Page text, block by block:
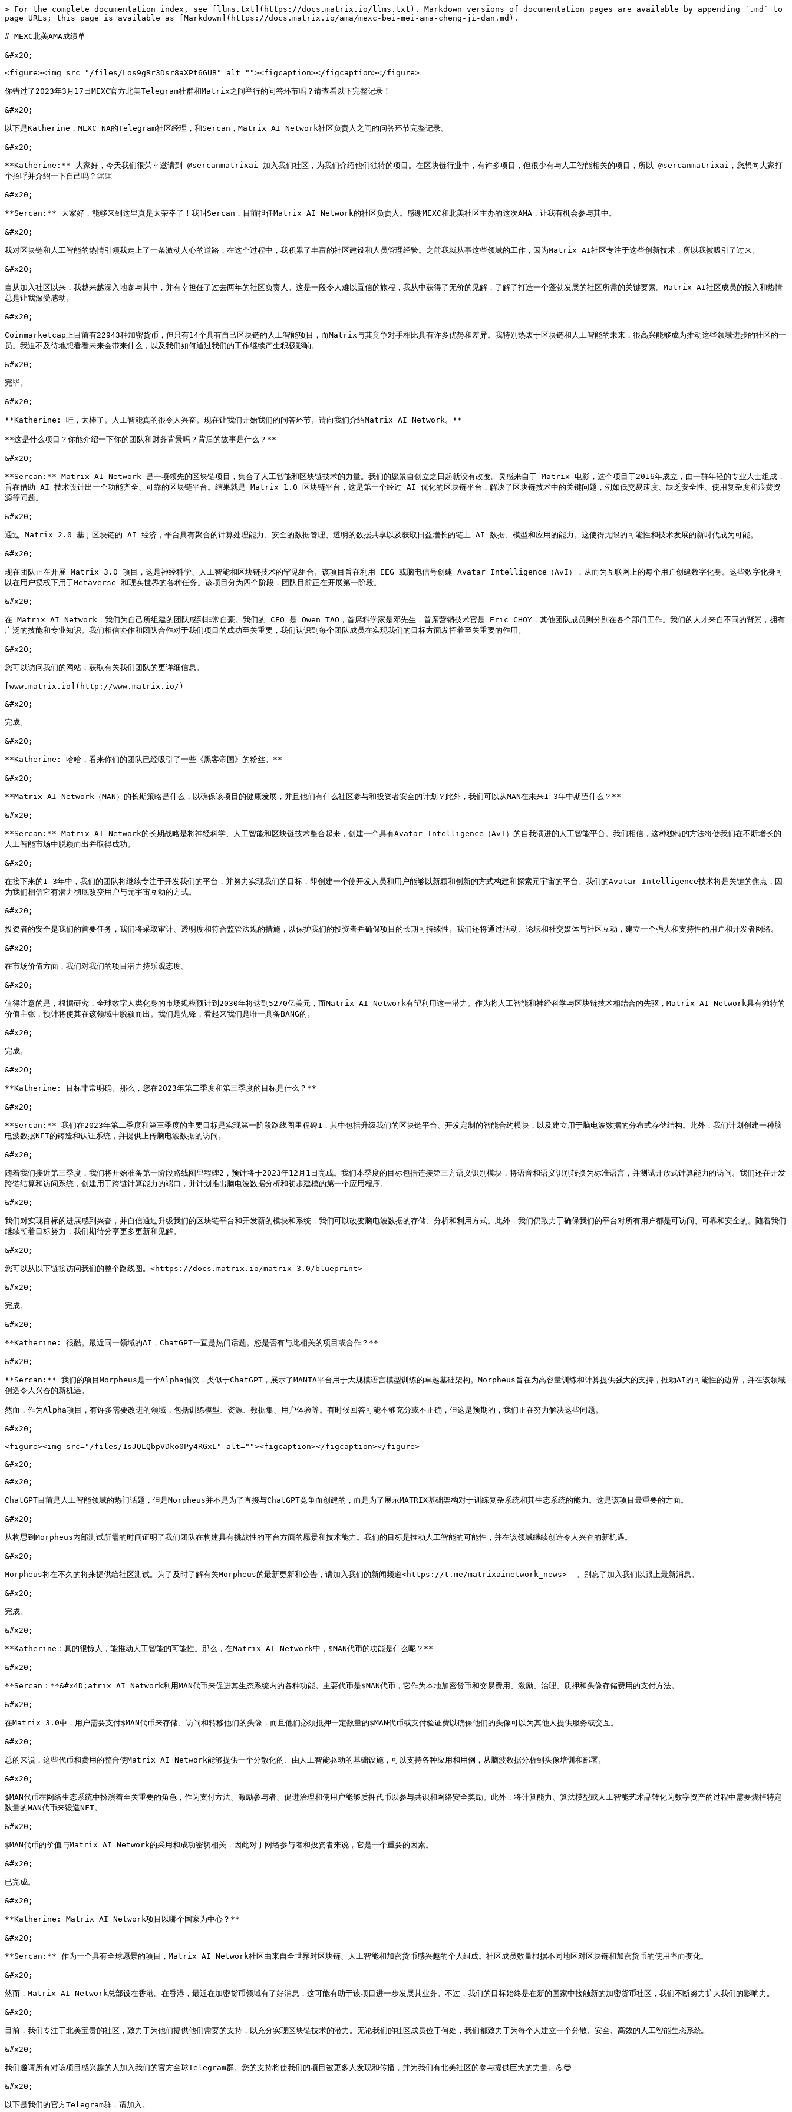
> For the complete documentation index, see [llms.txt](https://docs.matrix.io/llms.txt). Markdown versions of documentation pages are available by appending `.md` to
page URLs; this page is available as [Markdown](https://docs.matrix.io/ama/mexc-bei-mei-ama-cheng-ji-dan.md).
# MEXC北美AMA成绩单
&#x20;
<figure><img src="/files/Los9gRr3Dsr8aXPt6GUB" alt=""><figcaption></figcaption></figure>
你错过了2023年3月17日MEXC官方北美Telegram社群和Matrix之间举行的问答环节吗？请查看以下完整记录！
&#x20;
以下是Katherine，MEXC NA的Telegram社区经理，和Sercan，Matrix AI Network社区负责人之间的问答环节完整记录。
&#x20;
**Katherine:** 大家好，今天我们很荣幸邀请到 @sercanmatrixai 加入我们社区，为我们介绍他们独特的项目。在区块链行业中，有许多项目，但很少有与人工智能相关的项目，所以 @sercanmatrixai，您想向大家打
个招呼并介绍一下自己吗？👏👏
&#x20;
**Sercan:** 大家好，能够来到这里真是太荣幸了！我叫Sercan，目前担任Matrix AI Network的社区负责人。感谢MEXC和北美社区主办的这次AMA，让我有机会参与其中。
&#x20;
我对区块链和人工智能的热情引领我走上了一条激动人心的道路，在这个过程中，我积累了丰富的社区建设和人员管理经验。之前我就从事这些领域的工作，因为Matrix AI社区专注于这些创新技术，所以我被吸引了过来。
&#x20;
自从加入社区以来，我越来越深入地参与其中，并有幸担任了过去两年的社区负责人。这是一段令人难以置信的旅程，我从中获得了无价的见解，了解了打造一个蓬勃发展的社区所需的关键要素。Matrix AI社区成员的投入和热情
总是让我深受感动。
&#x20;
Coinmarketcap上目前有22943种加密货币，但只有14个具有自己区块链的人工智能项目，而Matrix与其竞争对手相比具有许多优势和差异。我特别热衷于区块链和人工智能的未来，很高兴能够成为推动这些领域进步的社区的一
员。我迫不及待地想看看未来会带来什么，以及我们如何通过我们的工作继续产生积极影响。
&#x20;
完毕。
&#x20;
**Katherine: 哇，太棒了。人工智能真的很令人兴奋。现在让我们开始我们的问答环节。请向我们介绍Matrix AI Network。**
**这是什么项目？你能介绍一下你的团队和财务背景吗？背后的故事是什么？**
&#x20;
**Sercan:** Matrix AI Network 是一项领先的区块链项目，集合了人工智能和区块链技术的力量。我们的愿景自创立之日起就没有改变。灵感来自于 Matrix 电影，这个项目于2016年成立，由一群年轻的专业人士组成，
旨在借助 AI 技术设计出一个功能齐全、可靠的区块链平台。结果就是 Matrix 1.0 区块链平台，这是第一个经过 AI 优化的区块链平台，解决了区块链技术中的关键问题，例如低交易速度、缺乏安全性、使用复杂度和浪费资
源等问题。
&#x20;
通过 Matrix 2.0 基于区块链的 AI 经济，平台具有聚合的计算处理能力、安全的数据管理、透明的数据共享以及获取日益增长的链上 AI 数据、模型和应用的能力。这使得无限的可能性和技术发展的新时代成为可能。
&#x20;
现在团队正在开展 Matrix 3.0 项目，这是神经科学、人工智能和区块链技术的罕见组合。该项目旨在利用 EEG 或脑电信号创建 Avatar Intelligence（AvI），从而为互联网上的每个用户创建数字化身。这些数字化身可
以在用户授权下用于Metaverse 和现实世界的各种任务。该项目分为四个阶段，团队目前正在开展第一阶段。
&#x20;
在 Matrix AI Network，我们为自己所组建的团队感到非常自豪。我们的 CEO 是 Owen TAO，首席科学家是邓先生，首席营销技术官是 Eric CHOY，其他团队成员则分别在各个部门工作。我们的人才来自不同的背景，拥有
广泛的技能和专业知识。我们相信协作和团队合作对于我们项目的成功至关重要，我们认识到每个团队成员在实现我们的目标方面发挥着至关重要的作用。
&#x20;
您可以访问我们的网站，获取有关我们团队的更详细信息。
[www.matrix.io](http://www.matrix.io/)
&#x20;
完成。
&#x20;
**Katherine: 哈哈，看来你们的团队已经吸引了一些《黑客帝国》的粉丝。**
&#x20;
**Matrix AI Network（MAN）的长期策略是什么，以确保该项目的健康发展，并且他们有什么社区参与和投资者安全的计划？此外，我们可以从MAN在未来1-3年中期望什么？**
&#x20;
**Sercan:** Matrix AI Network的长期战略是将神经科学、人工智能和区块链技术整合起来，创建一个具有Avatar Intelligence（AvI）的自我演进的人工智能平台。我们相信，这种独特的方法将使我们在不断增长的
人工智能市场中脱颖而出并取得成功。
&#x20;
在接下来的1-3年中，我们的团队将继续专注于开发我们的平台，并努力实现我们的目标，即创建一个使开发人员和用户能够以新颖和创新的方式构建和探索元宇宙的平台。我们的Avatar Intelligence技术将是关键的焦点，因
为我们相信它有潜力彻底改变用户与元宇宙互动的方式。
&#x20;
投资者的安全是我们的首要任务，我们将采取审计、透明度和符合监管法规的措施，以保护我们的投资者并确保项目的长期可持续性。我们还将通过活动、论坛和社交媒体与社区互动，建立一个强大和支持性的用户和开发者网络。
&#x20;
在市场价值方面，我们对我们的项目潜力持乐观态度。
&#x20;
值得注意的是，根据研究，全球数字人类化身的市场规模预计到2030年将达到5270亿美元，而Matrix AI Network有望利用这一潜力。作为将人工智能和神经科学与区块链技术相结合的先驱，Matrix AI Network具有独特的
价值主张，预计将使其在该领域中脱颖而出。我们是先锋，看起来我们是唯一具备BANG的。
&#x20;
完成。
&#x20;
**Katherine: 目标非常明确。那么，您在2023年第二季度和第三季度的目标是什么？**
&#x20;
**Sercan:** 我们在2023年第二季度和第三季度的主要目标是实现第一阶段路线图里程碑1，其中包括升级我们的区块链平台、开发定制的智能合约模块，以及建立用于脑电波数据的分布式存储结构。此外，我们计划创建一种脑
电波数据NFT的铸造和认证系统，并提供上传脑电波数据的访问。
&#x20;
随着我们接近第三季度，我们将开始准备第一阶段路线图里程碑2，预计将于2023年12月1日完成。我们本季度的目标包括连接第三方语义识别模块，将语音和语义识别转换为标准语言，并测试开放式计算能力的访问。我们还在开发
跨链结算和访问系统，创建用于跨链计算能力的端口，并计划推出脑电波数据分析和初步建模的第一个应用程序。
&#x20;
我们对实现目标的进展感到兴奋，并自信通过升级我们的区块链平台和开发新的模块和系统，我们可以改变脑电波数据的存储、分析和利用方式。此外，我们仍致力于确保我们的平台对所有用户都是可访问、可靠和安全的。随着我们
继续朝着目标努力，我们期待分享更多更新和见解。
&#x20;
您可以从以下链接访问我们的整个路线图。<https://docs.matrix.io/matrix-3.0/blueprint>
&#x20;
完成。
&#x20;
**Katherine: 很酷。最近同一领域的AI，ChatGPT一直是热门话题。您是否有与此相关的项目或合作？**
&#x20;
**Sercan:** 我们的项目Morpheus是一个Alpha倡议，类似于ChatGPT，展示了MANTA平台用于大规模语言模型训练的卓越基础架构。Morpheus旨在为高容量训练和计算提供强大的支持，推动AI的可能性的边界，并在该领域
创造令人兴奋的新机遇。
然而，作为Alpha项目，有许多需要改进的领域，包括训练模型、资源、数据集、用户体验等。有时候回答可能不够充分或不正确，但这是预期的，我们正在努力解决这些问题。
&#x20;
<figure><img src="/files/1sJQLQbpVDko0Py4RGxL" alt=""><figcaption></figcaption></figure>
&#x20;
&#x20;
ChatGPT目前是人工智能领域的热门话题，但是Morpheus并不是为了直接与ChatGPT竞争而创建的，而是为了展示MATRIX基础架构对于训练复杂系统和其生态系统的能力。这是该项目最重要的方面。
&#x20;
从构思到Morpheus内部测试所需的时间证明了我们团队在构建具有挑战性的平台方面的愿景和技术能力。我们的目标是推动人工智能的可能性，并在该领域继续创造令人兴奋的新机遇。
&#x20;
Morpheus将在不久的将来提供给社区测试。为了及时了解有关Morpheus的最新更新和公告，请加入我们的新闻频道<https://t.me/matrixainetwork_news>  。别忘了加入我们以跟上最新消息。
&#x20;
完成。
&#x20;
**Katherine：真的很惊人，能推动人工智能的可能性。那么，在Matrix AI Network中，$MAN代币的功能是什么呢？**
&#x20;
**Sercan：**&#x4D;atrix AI Network利用MAN代币来促进其生态系统内的各种功能。主要代币是$MAN代币，它作为本地加密货币和交易费用、激励、治理、质押和头像存储费用的支付方法。
&#x20;
在Matrix 3.0中，用户需要支付$MAN代币来存储、访问和转移他们的头像，而且他们必须抵押一定数量的$MAN代币或支付验证费以确保他们的头像可以为其他人提供服务或交互。
&#x20;
总的来说，这些代币和费用的整合使Matrix AI Network能够提供一个分散化的、由人工智能驱动的基础设施，可以支持各种应用和用例，从脑波数据分析到头像培训和部署。
&#x20;
$MAN代币在网络生态系统中扮演着至关重要的角色，作为支付方法、激励参与者、促进治理和使用户能够质押代币以参与共识和网络安全奖励。此外，将计算能力、算法模型或人工智能艺术品转化为数字资产的过程中需要烧掉特定
数量的MAN代币来锻造NFT。
&#x20;
$MAN代币的价值与Matrix AI Network的采用和成功密切相关，因此对于网络参与者和投资者来说，它是一个重要的因素。
&#x20;
已完成。
&#x20;
**Katherine: Matrix AI Network项目以哪个国家为中心？**
&#x20;
**Sercan:** 作为一个具有全球愿景的项目，Matrix AI Network社区由来自全世界对区块链、人工智能和加密货币感兴趣的个人组成。社区成员数量根据不同地区对区块链和加密货币的使用率而变化。
&#x20;
然而，Matrix AI Network总部设在香港。在香港，最近在加密货币领域有了好消息，这可能有助于该项目进一步发展其业务。不过，我们的目标始终是在新的国家中接触新的加密货币社区，我们不断努力扩大我们的影响力。
&#x20;
目前，我们专注于北美宝贵的社区，致力于为他们提供他们需要的支持，以充分实现区块链技术的潜力。无论我们的社区成员位于何处，我们都致力于为每个人建立一个分散、安全、高效的人工智能生态系统。
&#x20;
我们邀请所有对该项目感兴趣的人加入我们的官方全球Telegram群。您的支持将使我们的项目被更多人发现和传播，并为我们有北美社区的参与提供巨大的力量。💪😎
&#x20;
以下是我们的官方Telegram群，请加入。